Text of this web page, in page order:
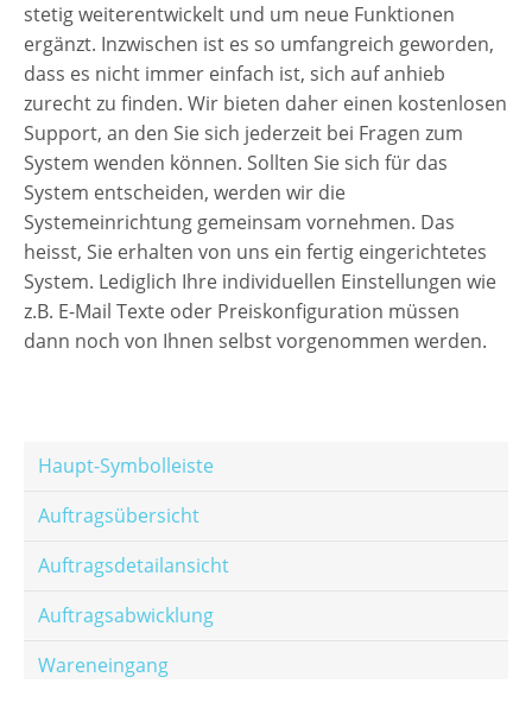
stetig weiterentwickelt und um neue Funktionen
ergänzt. Inzwischen ist es so umfangreich geworden,
dass es nicht immer einfach ist, sich auf anhieb
zurecht zu finden. Wir bieten daher einen kostenlosen
Support, an den Sie sich jederzeit bei Fragen zum
System wenden können. Sollten Sie sich für das
System entscheiden, werden wir die
Systemeinrichtung gemeinsam vornehmen. Das
heisst, Sie erhalten von uns ein fertig eingerichtetes
System. Lediglich Ihre individuellen Einstellungen wie
z.B. E-Mail Texte oder Preiskonfiguration müssen
dann noch von Ihnen selbst vorgenommen werden.
Haupt-Symbolleiste
Auftragsübersicht
Auftragsdetailansicht
Auftragsabwicklung
Wareneingang